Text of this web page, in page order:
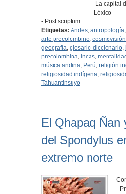
- La capital
-Léxico
- Post scriptum
Etiquetas: Andes, antropología,
arte precolombino, cosmovisión
geografía, glosario-diccionario,
precolombina, incas,
música andina, Perú, religión
religiosidad indígena,
Tahuantinsuyo
El Qhapaq Ñan
del Spondylus
extremo norte
-